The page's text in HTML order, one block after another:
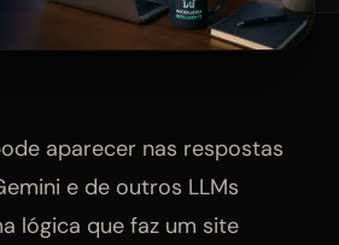
aparecer nas respostas
e de outros LLMs
lógica que faz um site